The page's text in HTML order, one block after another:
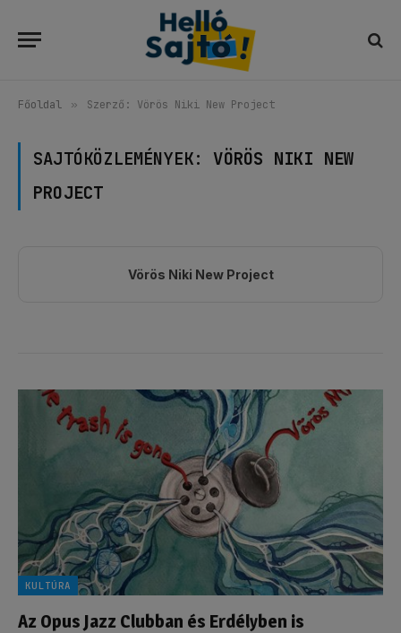
Főoldal » Szerző: Vörös Niki New Project
SAJTÓKÖZLEMÉNYEK:VÖRÖS NIKI NEW
PROJECT
Vörös Niki New Project
KULTÚRA
Az Opus Jazz Clubban és Erdélyben is